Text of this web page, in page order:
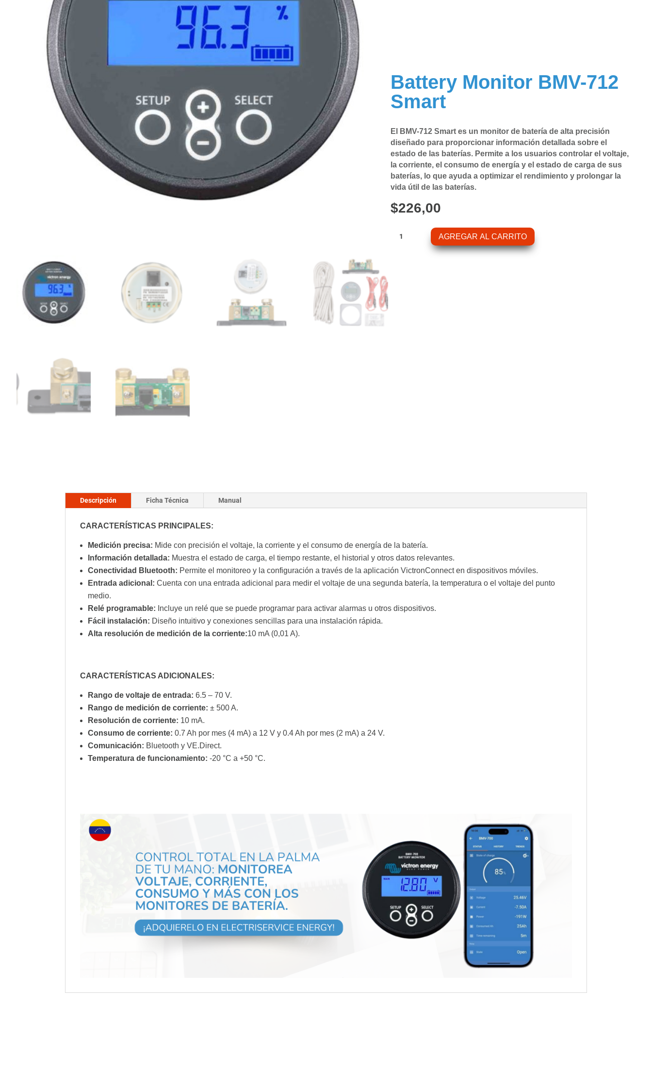
Battery Monitor BMV-712
Smart
El BMV-712 Smart es un monitor de batería de alta precisión
diseñado para proporcionar información detallada sobre el
estado de las baterías. Permite a los usuarios controlar el voltaje,
la corriente, el consumo de energía y el estado de carga de sus
baterías, lo que ayuda a optimizar el rendimiento y prolongar la
vida útil de las baterías.
$226,00
Monitor
AGREGAR AL CARRITO
Descripción Ficha Técnica Manual
CARACTERÍSTICAS PRINCIPALES:
Medición precisa: Mide con precisión el voltaje, la corriente y el consumo de energía de la batería.
Información detallada: Muestra el estado de carga, el tiempo restante, el historial y otros datos relevantes.
Conectividad Bluetooth: Permite el monitoreo y la configuración a través de la aplicación VictronConnect en dispositivos móviles.
Entrada adicional:Cuenta con una entrada adicional para medir el voltaje de una segunda batería, la temperatura o el voltaje del punto
medio.
Relé programable: Incluye un relé que se puede programar para activar alarmas u otros dispositivos.
Fácil instalación: Diseño intuitivo y conexiones sencillas para una instalación rápida.
Alta resolución de medición de la corriente:10 mA (0,01 A).
CARACTERÍSTICAS ADICIONALES:
Rango de voltaje de entrada: 6.5 – 70 V.
Rango de medición de corriente: ± 500 A.
Resolución de corriente: 10 mA.
Consumo de corriente: 0.7 Ah por mes (4 mA) a 12 V y 0.4 Ah por mes (2 mA) a 24 V.
Comunicación: Bluetooth y VE.Direct.
Temperatura de funcionamiento: -20 °C a +50 °C.